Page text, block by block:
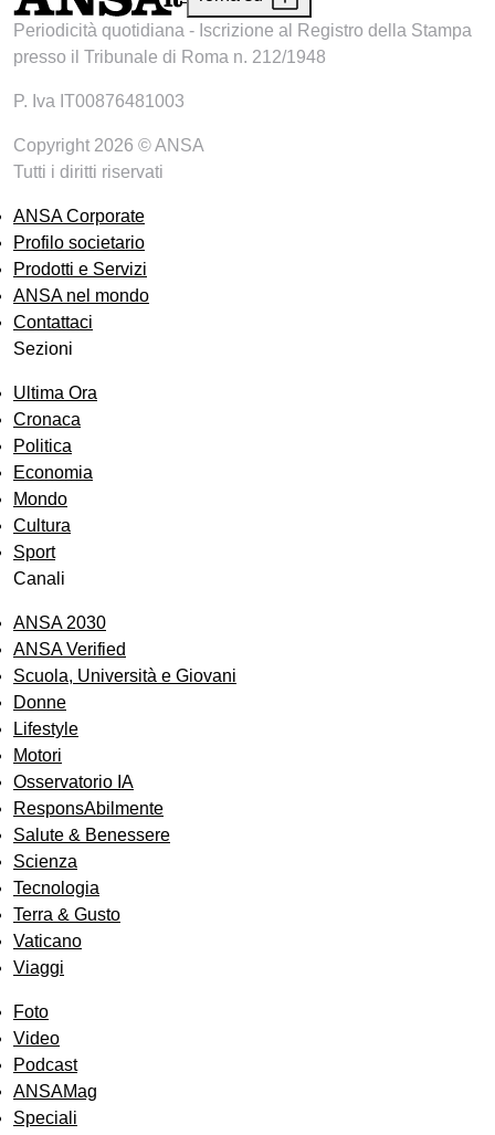
Periodicità quotidiana - Iscrizione al Registro della Stampa
presso il Tribunale di Roma n. 212/1948
P. Iva IT00876481003
Copyright 2026 © ANSA
Tutti i diritti riservati
ANSA Corporate
Profilo societario
Prodotti e Servizi
ANSA nel mondo
Contattaci
Sezioni
Ultima Ora
Cronaca
Politica
Economia
Mondo
Cultura
Sport
Canali
ANSA 2030
ANSA Verified
Scuola, Università e Giovani
Donne
Lifestyle
Motori
Osservatorio IA
ResponsAbilmente
Salute & Benessere
Scienza
Tecnologia
Terra & Gusto
Vaticano
Viaggi
Foto
Video
Podcast
ANSAMag
Speciali